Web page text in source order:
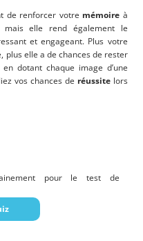
de renforcer votre mémoire à
mais elle rend également le
et engageant. Plus votre
plus elle a de chances de rester
dotant chaque image d’une
vos chances de réussitelors
pour le test de